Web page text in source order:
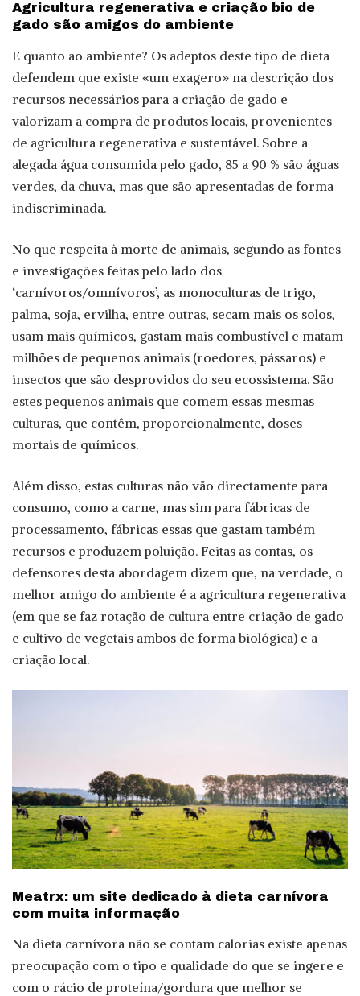
Agricultura regenerativa e criação bio de
gado são amigos do ambiente
E quanto ao ambiente? Os adeptos deste tipo de dieta
defendem que existe «um exagero» na descrição dos
recursos necessários para a criação de gado e
valorizam a compra de produtos locais, provenientes
de agricultura regenerativa e sustentável. Sobre a
alegada água consumida pelo gado, 85 a 90 % são águas
verdes, da chuva, mas que são apresentadas de forma
indiscriminada.
No que respeita à morte de animais, segundo as fontes
e investigações feitas pelo lado dos
‘carnívoros/omnívoros’, as monoculturas de trigo,
palma, soja, ervilha, entre outras, secam mais os solos,
usam mais químicos, gastam mais combustível e matam
milhões de pequenos animais (roedores, pássaros) e
insectos que são desprovidos do seu ecossistema. São
estes pequenos animais que comem essas mesmas
culturas, que contêm, proporcionalmente, doses
mortais de químicos.
Além disso, estas culturas não vão directamente para
consumo, como a carne, mas sim para fábricas de
processamento, fábricas essas que gastam também
recursos e produzem poluição. Feitas as contas, os
defensores desta abordagem dizem que, na verdade, o
melhor amigo do ambiente é a agricultura regenerativa
(em que se faz rotação de cultura entre criação de gado
e cultivo de vegetais ambos de forma biológica) e a
criação local.
Meatrx: um site dedicado à dieta carnívora
com muita informação
Na dieta carnívora não se contam calorias existe apenas
preocupação com o tipo e qualidade do que se ingere e
com o rácio de proteína/gordura que melhor se